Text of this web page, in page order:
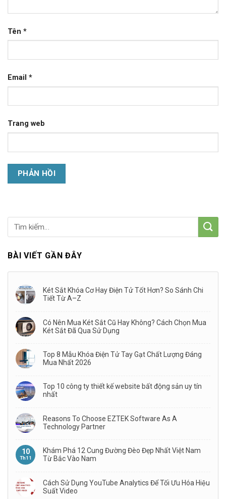
BÀI VIẾT GẦN ĐÂY
Két Sắt Khóa Cơ Hay Điện Tử Tốt Hơn? So Sánh Chi
Tiết Từ A–Z
Có Nên Mua Két Sắt Cũ Hay Không? Cách Chọn Mua
Két Sắt Đã Qua Sử Dụng
Top 8 Mẫu Khóa Điện Tử Tay Gạt Chất Lượng Đáng
Mua Nhất 2026
Top 10 công ty thiết kế website bất động sản uy tín
nhất
Reasons To Choose EZTEK Software As A
Technology Partner
10
Th11
Khám Phá 12 Cung Đường Đèo Đẹp Nhất Việt Nam
Từ Bắc Vào Nam
Cách Sử Dụng YouTube Analytics Để Tối Ưu Hóa Hiệu
Suất Video
Tên *
Email *
Trang web